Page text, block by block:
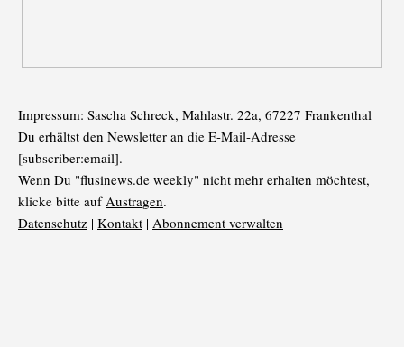
Impressum: Sascha Schreck, Mahlastr. 22a, 67227 Frankenthal
Du erhältst den Newsletter an die E-Mail-Adresse
[subscriber:email].
Wenn Du "flusinews.de weekly" nicht mehr erhalten möchtest,
klicke bitte aufAustragen.
Datenschutz | Kontakt | Abonnement verwalten